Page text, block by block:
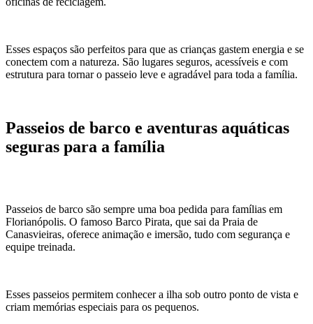
Esses espaços são perfeitos para que as crianças gastem energia e se
conectem com a natureza. São lugares seguros, acessíveis e com
estrutura para tornar o passeio leve e agradável para toda a família.
Passeios de barco e aventuras aquáticas
seguras para a família
Passeios de barco são sempre uma boa pedida para famílias em
Florianópolis. O famoso Barco Pirata, que sai da Praia de
Canasvieiras, oferece animação e imersão, tudo com segurança e
equipe treinada.
Esses passeios permitem conhecer a ilha sob outro ponto de vista e
criam memórias especiais para os pequenos.